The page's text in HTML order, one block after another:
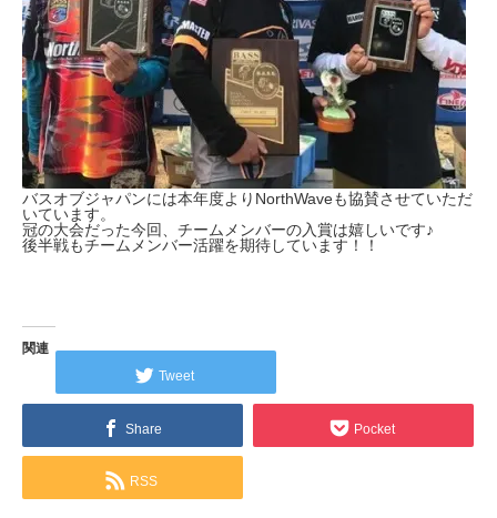
バスオブジャパンには本年度よりNorthWaveも協賛させていただ
いています。
冠の大会だった今回、チームメンバーの入賞は嬉しいです♪
後半戦もチームメンバー活躍を期待しています！！
関連
Tweet
Share Pocket
RSS